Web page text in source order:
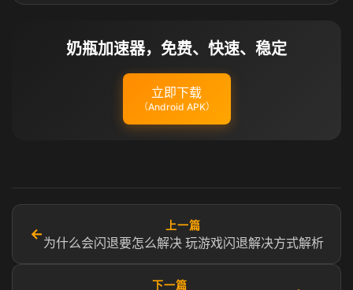
奶瓶加速器，免费、快速、稳定
立即下载
（Android APK）
←
上一篇
为什么会闪退要怎么解决 玩游戏闪退解决方式解析
下一篇